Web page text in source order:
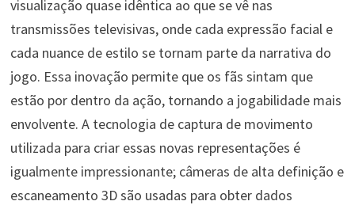
visualização quase idêntica ao que se vê nas
transmissões televisivas, onde cada expressão facial e
cada nuance de estilo se tornam parte da narrativa do
jogo. Essa inovação permite que os fãs sintam que
estão por dentro da ação, tornando a jogabilidade mais
envolvente. A tecnologia de captura de movimento
utilizada para criar essas novas representações é
igualmente impressionante; câmeras de alta definição e
escaneamento 3D são usadas para obter dados